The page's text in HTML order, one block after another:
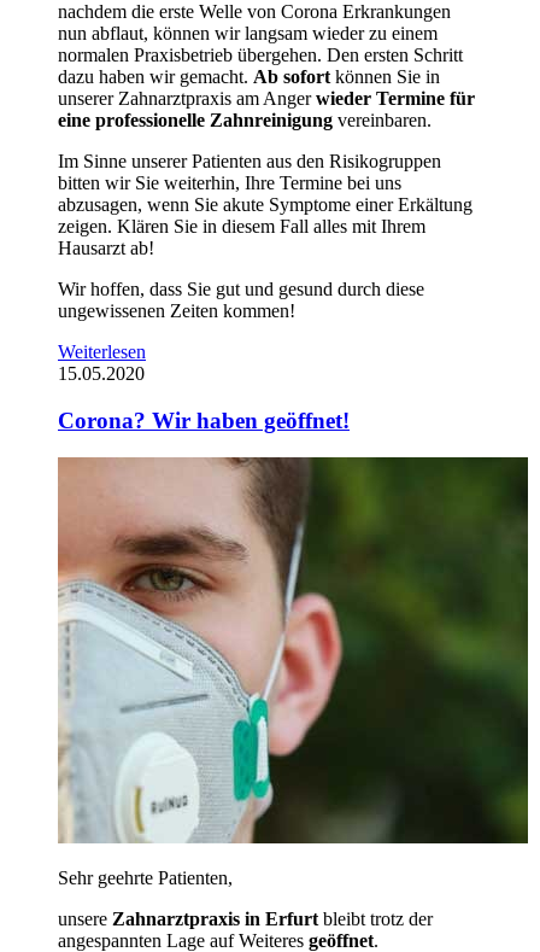
nachdem die erste Welle von Corona Erkrankungen
nun abflaut, können wir langsam wieder zu einem
normalen Praxisbetrieb übergehen. Den ersten Schritt
dazu haben wir gemacht. Ab sofort können Sie in
unserer Zahnarztpraxis am Angerwieder Termine für
eine professionelle Zahnreinigung vereinbaren.
Im Sinne unserer Patienten aus den Risikogruppen
bitten wir Sie weiterhin, Ihre Termine bei uns
abzusagen, wenn Sie akute Symptome einer Erkältung
zeigen. Klären Sie in diesem Fall alles mit Ihrem
Hausarzt ab!
Wir hoffen, dass Sie gut und gesund durch diese
ungewissenen Zeiten kommen!
Weiterlesen
15.05.2020
Corona? Wir haben geöffnet!
Sehr geehrte Patienten,
unsere Zahnarztpraxis in Erfurt bleibt trotz der
angespannten Lage auf Weiteres geöffnet.